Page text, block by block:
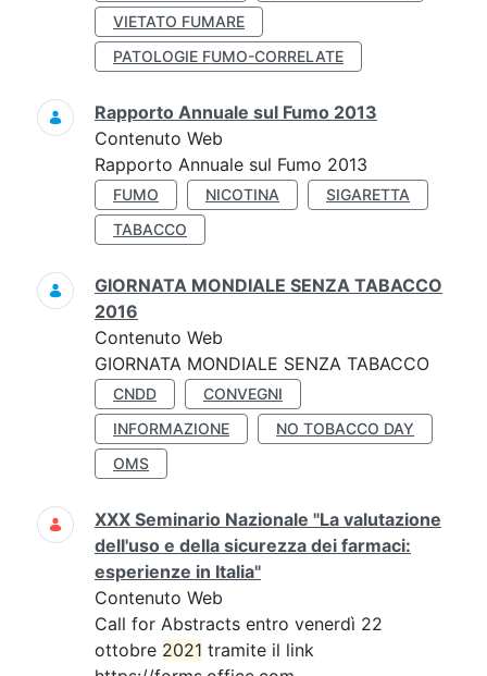
VIETATO FUMARE
PATOLOGIE FUMO-CORRELATE
Rapporto Annuale sul Fumo 2013
Contenuto Web
Rapporto Annuale sul Fumo 2013
FUMO NICOTINA
SIGARETTA
TABACCO
GIORNATA MONDIALE SENZA TABACCO
2016
Contenuto Web
GIORNATA MONDIALE SENZA TABACCO
CNDD
CONVEGNI
INFORMAZIONE
NO TOBACCO DAY
OMS
XXX Seminario Nazionale "La valutazione
dell'uso e della sicurezza dei farmaci:
esperienze in Italia"
Contenuto Web
Call for Abstracts entro venerdì 22
ottobre 2021 tramite il link